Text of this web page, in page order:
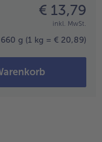
€ 13,79
inkl. MwSt.
g (1 kg = € 20,89)